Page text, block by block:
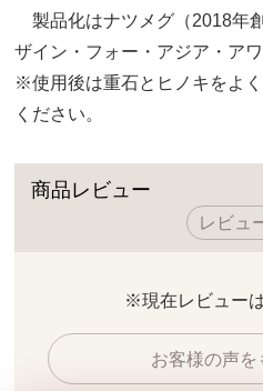
製品化はナツメグ（2018年
ザイン・フォー・アジア・ア
※使用後は重石とヒノキをよ
ください。
商品レビュー
レビュ
※現在レビュー
お客様の声を